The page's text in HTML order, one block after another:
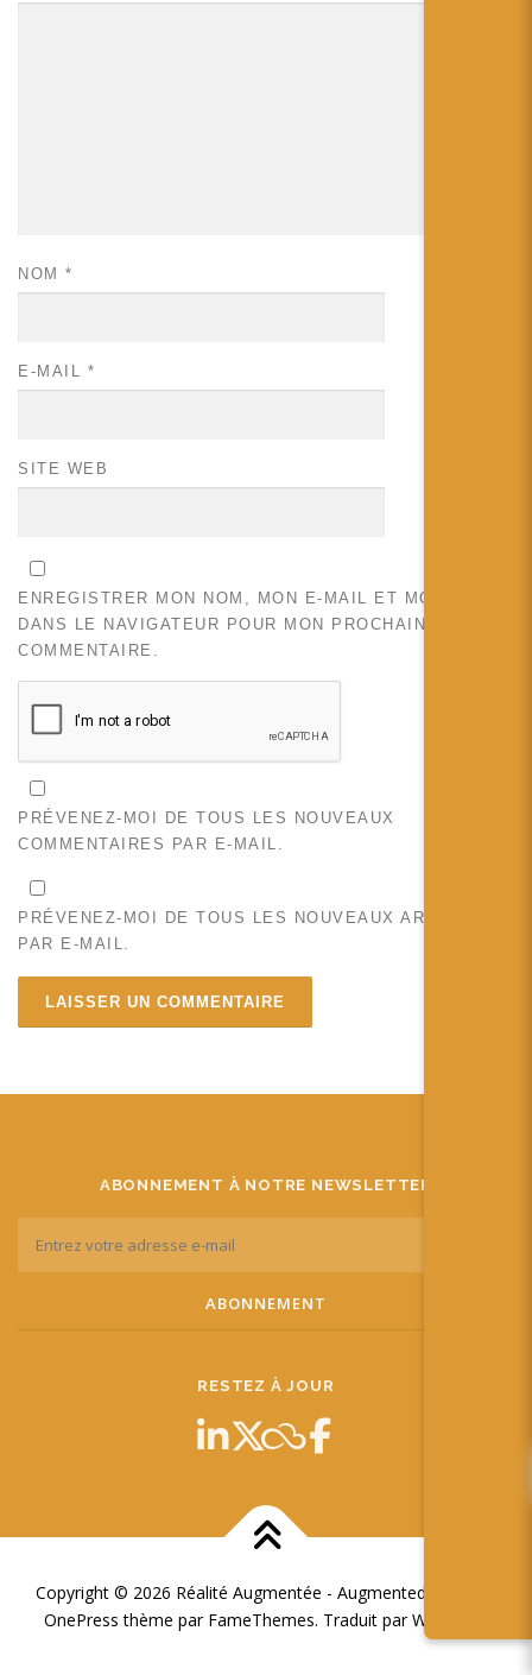
NOM *
E-MAIL *
SITE WEB
ENREGISTRER MON NOM, MON E-MAIL ET MON SITE
DANS LE NAVIGATEUR POUR MON PROCHAIN
COMMENTAIRE.
PRÉVENEZ-MOI DE TOUS LES NOUVEAUX
COMMENTAIRES PAR E-MAIL.
PRÉVENEZ-MOI DE TOUS LES NOUVEAUX ARTICLES
PAR E-MAIL.
ABONNEMENT À NOTRE NEWSLETTER
RESTEZ À JOUR
Copyright © 2026 Réalité Augmentée - Augmented Reality
OnePress thème par FameThemes. Traduit par Wp Trads.